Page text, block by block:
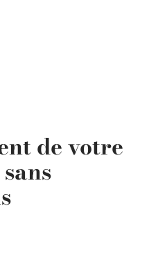
de votre